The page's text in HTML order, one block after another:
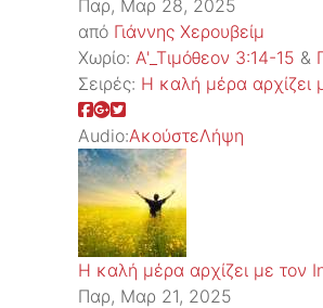
Παρ, Μαρ 28, 2025
από Γιάννης Χερουβείμ
Χωρίο: Α'_Τιμόθεον 3:14-15 &
Σειρές: Η καλή μέρα αρχίζει
Audio:ΑκούστεΛήψη
Η καλή μέρα αρχίζει με τον
Παρ, Μαρ 21, 2025